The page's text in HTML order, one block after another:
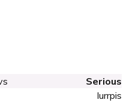
Serious
lurrpis